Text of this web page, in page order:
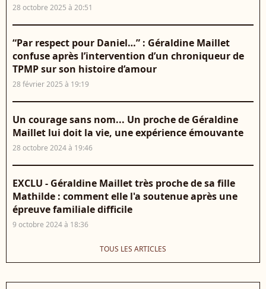
28 octobre 2025 à 20:51
“Par respect pour Daniel…” : Géraldine Maillet
confuse après l’intervention d’un chroniqueur de
TPMP sur son histoire d’amour
28 février 2025 à 19:19
Un courage sans nom... Un proche de Géraldine
Maillet lui doit la vie, une expérience émouvante
28 octobre 2024 à 19:46
EXCLU - Géraldine Maillet très proche de sa fille
Mathilde : comment elle l'a soutenue après une
épreuve familiale difficile
9 octobre 2024 à 18:36
TOUS LES ARTICLES